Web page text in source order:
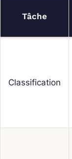
Tâche
Classification